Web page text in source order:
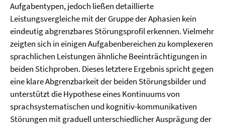
Aufgabentypen, jedoch ließen detaillierte
Leistungsvergleiche mit der Gruppe der Aphasien kein
eindeutig abgrenzbares Störungsprofil erkennen. Vielmehr
zeigten sich in einigen Aufgabenbereichen zu komplexeren
sprachlichen Leistungen ähnliche Beeinträchtigungen in
beiden Stichproben. Dieses letztere Ergebnis spricht gegen
eine klare Abgrenzbarkeit der beiden Störungsbilder und
unterstützt die Hypothese eines Kontinuums von
sprachsystematischen und kognitiv-kommunikativen
Störungen mit graduell unterschiedlicher Ausprägung der